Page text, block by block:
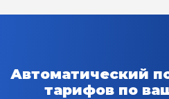
Автоматический
тарифов по